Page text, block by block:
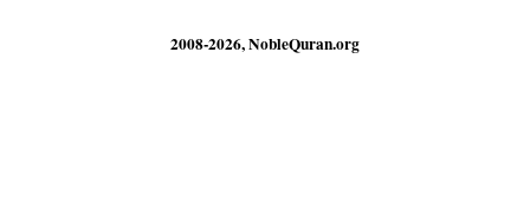
2008-2026, NobleQuran.org